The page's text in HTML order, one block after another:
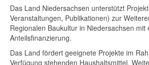
Das Land Niedersachsen unterstützt
Veranstaltungen, Publikationen) zur
Regionalen Baukultur in Niedersachsen mit
Anteilsfinanzierung.
Das Land fördert geeignete Projekte im
Verfügung stehenden Haushaltsmittel.